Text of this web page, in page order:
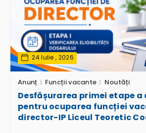
24 Iulie , 2026
Anunț Funcții vacante Noutăți
Desfășurarea primei etape a
pentru ocuparea funcției
director-IP Liceul Teoretic